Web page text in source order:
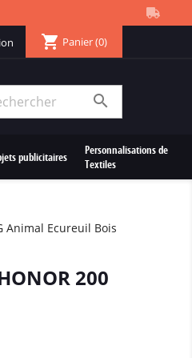
shopping_cart Panier(0)

publicitaires
Personnalisations de
Textiles
Animal Ecureuil Bois
200